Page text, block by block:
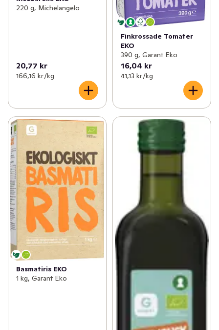
220 g, Michelangelo
20,77 kr
166,16 kr /kg
Finkrossade Tomater
EKO
390 g, Garant Eko
16,04 kr
41,13 kr /kg
Basmatiris EKO
1 kg, Garant Eko